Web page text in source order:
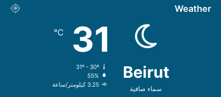
Weather
Beirut
سماء صافية
31
℃
31º - 30º
55%
3.25 كيلومتر/ساعة